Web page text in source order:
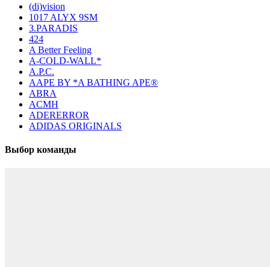
(di)vision
1017 ALYX 9SM
3.PARADIS
424
A Better Feeling
A-COLD-WALL*
A.P.C.
AAPE BY *A BATHING APE®
ABRA
ACMH
ADERERROR
ADIDAS ORIGINALS
Выбор команды